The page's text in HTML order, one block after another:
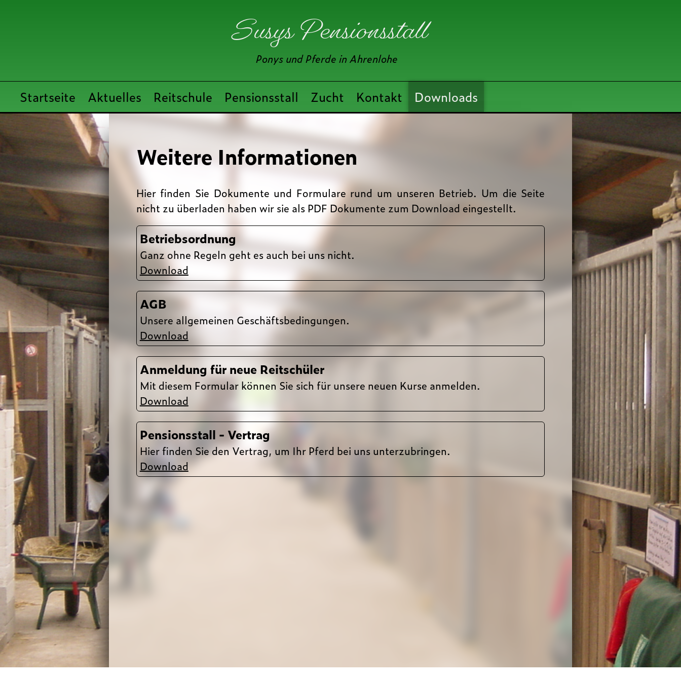
Susys Pensionsstall
Ponys und Pferde in Ahrenlohe
Startseite Aktuelles Reitschule Pensionsstall Zucht Kontakt Downloads
Weitere Informationen
Hier finden Sie Doku­mente und Formu­lare rund um unseren Be­trieb. Um die Seite
nicht zu über­laden haben wir sie als PDF Doku­mente zum Download ein­ge­stellt.
Betriebsordnung
Ganz ohne Re­geln geht es auch bei uns nicht.
Download
AGB
Unsere all­ge­mei­nen Ge­schäfts­be­ding­ung­en.
Download
Anmeldung für neue Reitschüler
Mit diesem Formular können Sie sich für unsere neuen Kurse anmelden.
Download
Pensionsstall - Vertrag
Hier finden Sie den Vertrag, um Ihr Pferd bei uns unterzubringen.
Download